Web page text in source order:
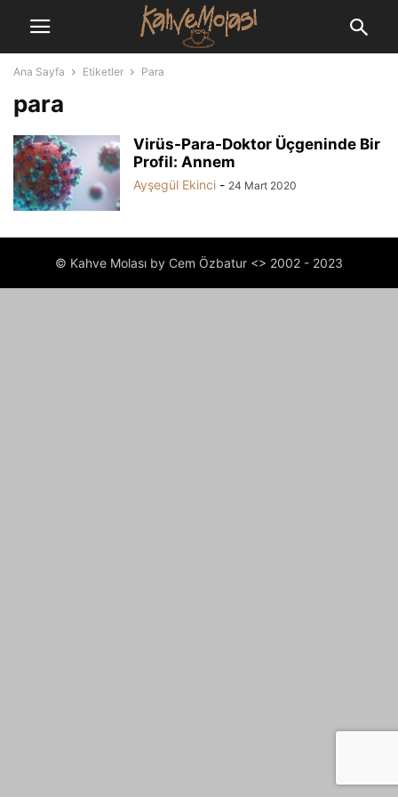
Ana Sayfa Etiketler Para
para
Virüs-Para-Doktor Üçgeninde Bir
Profil: Annem
Ayşegül Ekinci - 24 Mart 2020
© Kahve Molası by Cem Özbatur <> 2002 - 2023